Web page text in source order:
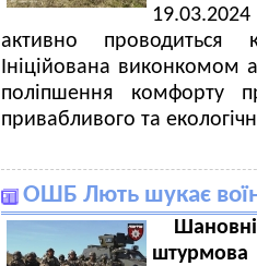
активно проводиться
Ініційована виконкомом
поліпшення комфорту
привабливого та
ОШБ Лють шукає